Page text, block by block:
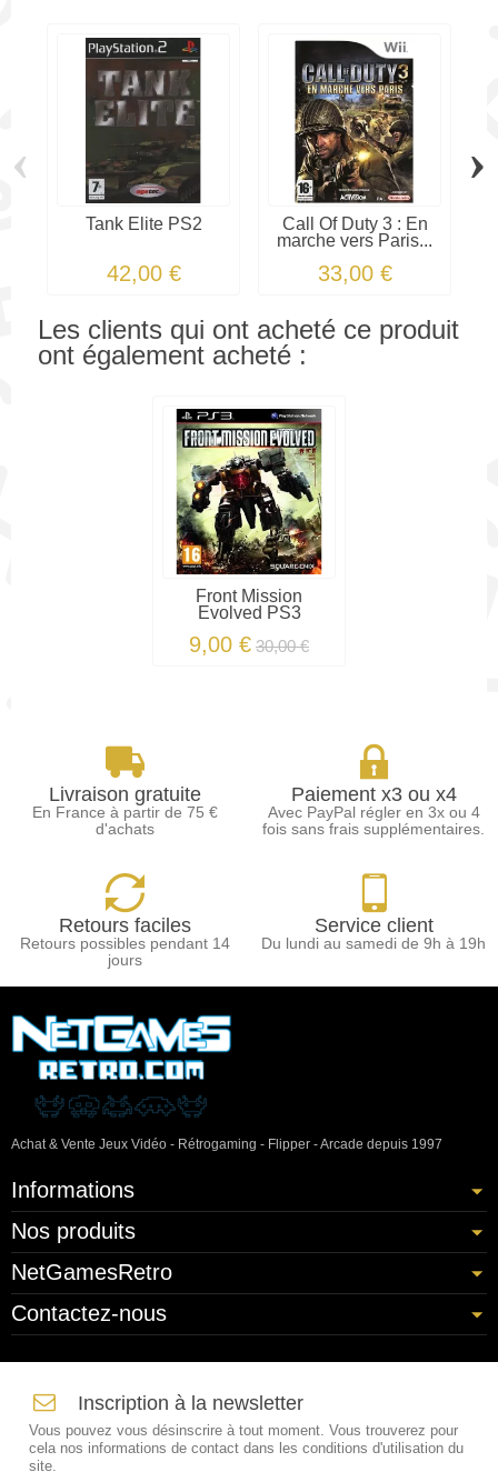
Tank Elite PS2
42,00 €
Call Of Duty 3 : En
marche vers Paris...
33,00 €
‹ ›
Les clients qui ont acheté ce produit
ont également acheté :
Front Mission
Evolved PS3
9,00 € 30,00 €
Livraison gratuite
En France à partir de 75 €
d'achats
Paiement x3 ou x4
Avec PayPal régler en 3x ou 4
fois sans frais supplémentaires.
Retours faciles
Retours possibles pendant 14
jours
Service client
Du lundi au samedi de 9h à 19h
Achat & Vente Jeux Vidéo - Rétrogaming - Flipper - Arcade depuis 1997
Informations
Nos produits
NetGamesRetro
Contactez-nous
Inscription à la newsletter
Vous pouvez vous désinscrire à tout moment. Vous trouverez pour
cela nos informations de contact dans les conditions d'utilisation du
site.